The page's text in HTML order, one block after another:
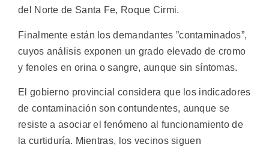
del Norte de Santa Fe, Roque Cirmi.
Finalmente están los demandantes ”contaminados”,
cuyos análisis exponen un grado elevado de cromo
y fenoles en orina o sangre, aunque sin síntomas.
El gobierno provincial considera que los indicadores
de contaminación son contundentes, aunque se
resiste a asociar el fenómeno al funcionamiento de
la curtiduría. Mientras, los vecinos siguen